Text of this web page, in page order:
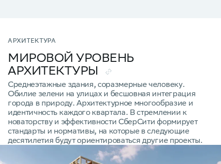
АРХИТЕКТУРА
МИРОВОЙ УРОВЕНЬ
АРХИТЕКТУРЫ
Среднеэтажные здания, соразмерные человеку.
Обилие зелени на улицах и бесшовная интеграция
города в природу. Архитектурное многообразие и
идентичность каждого квартала. В стремлении к
новаторству и эффективности СберСити формирует
стандарты и нормативы, на которые в следующие
десятилетия будут ориентироваться другие проекты.